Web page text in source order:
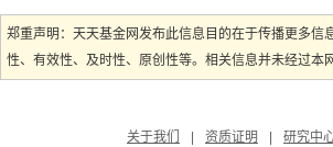
郑重声明：天天基金网发布此信息目的在于传播更多
性、有效性、及时性、原创性等。相关信息并未经过
关于我们
资质证明 研究中